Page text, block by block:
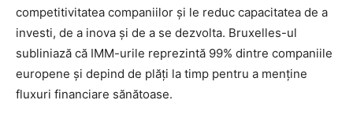
competitivitatea companiilor și le reduc capacitatea de a
investi, de a inova și de a se dezvolta. Bruxelles-ul
subliniază că IMM-urile reprezintă 99% dintre companiile
europene și depind de plăți la timp pentru a menține
fluxuri financiare sănătoase.